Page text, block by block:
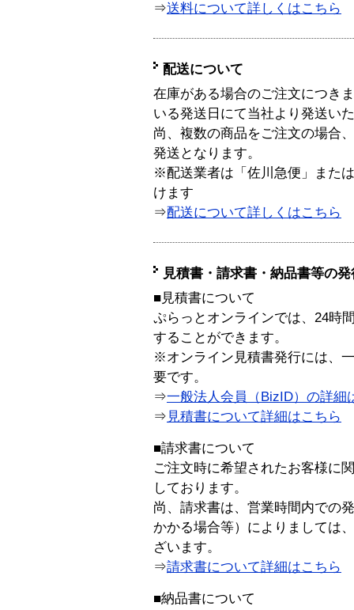
⇒送料について詳しくはこちら
配送について
在庫がある場合のご注文につき
いる発送日にて当社より発送い
尚、複数の商品をご注文の場合
発送となります。
※配送業者は「佐川急便」また
けます
⇒配送について詳しくはこちら
見積書・請求書・納品書等の
■見積書について
ぷらっとオンラインでは、24時
することができます。
※オンライン見積書発行には、
要です。
⇒一般法人会員（BizID）の詳細
⇒ 見積書について詳細はこちら
■請求書について
ご注文時に希望されたお客様に
しております。
尚、請求書は、営業時間内での
かかる場合等）によりましては
ざいます。
⇒請求書について詳細はこちら
■納品書について